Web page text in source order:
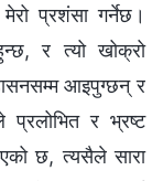
प्रशंसा गर्नेछ।
र त्यो खोक्रो
आइपुग्छन् र
प्रलोभित र भ्रष्ट
छ, त्यसैले सारा